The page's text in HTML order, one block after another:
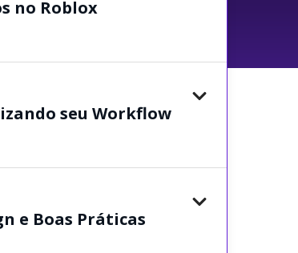
no Roblox
seu Workflow
e Boas Práticas